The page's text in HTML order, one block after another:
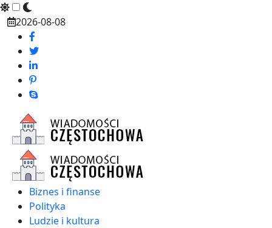
Skip
content
2026-08-08
Biznes i finanse
Polityka
Ludzie i kultura